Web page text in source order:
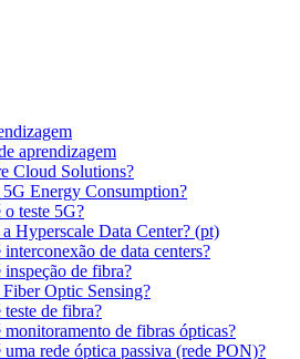
aprendizagem
Cloud Solutions?
Energy Consumption?
o teste 5G?
Hyperscale Data Center? (pt)
interconexão de data centers?
inspeção de fibra?
Optic Sensing?
teste de fibra?
monitoramento de fibras ópticas?
uma rede óptica passiva (rede PON)?